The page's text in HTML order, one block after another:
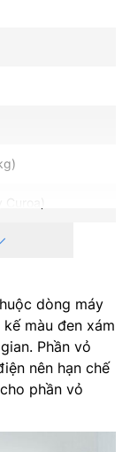
dòng máy
màu đen xám
Phần vỏ
nên hạn chế
phần vỏ